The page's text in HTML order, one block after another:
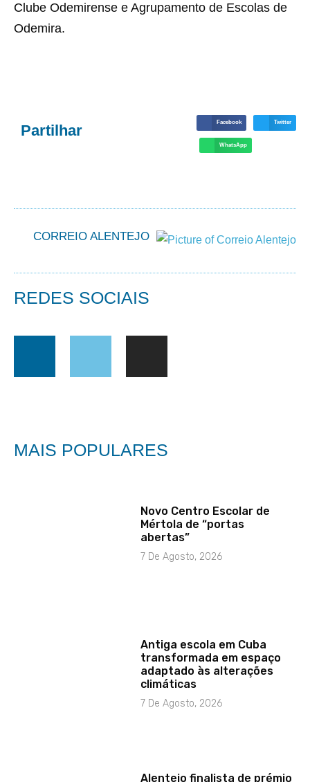
Clube Odemirense e Agrupamento de Escolas de
Odemira.
Partilhar Facebook Twitter
WhatsApp
CORREIO ALENTEJO
REDES SOCIAIS
MAIS POPULARES
Novo Centro Escolar de
Mértola de “portas
abertas”
7 De Agosto, 2026
Antiga escola em Cuba
transformada em espaço
adaptado às alterações
climáticas
7 De Agosto, 2026
Alentejo finalista de prémio